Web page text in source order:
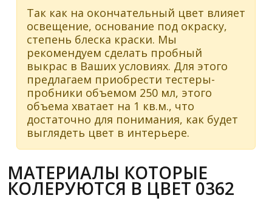
Так как на окончательный цвет влияет
освещение, основание под окраску,
степень блеска краски. Мы
рекомендуем сделать пробный
выкрас в Ваших условиях. Для этого
предлагаем приобрести тестеры-
пробники объемом 250 мл, этого
объема хватает на 1 кв.м., что
достаточно для понимания, как будет
выглядеть цвет в интерьере.
МАТЕРИАЛЫ КОТОРЫЕ
КОЛЕРУЮТСЯ В ЦВЕТ 0362